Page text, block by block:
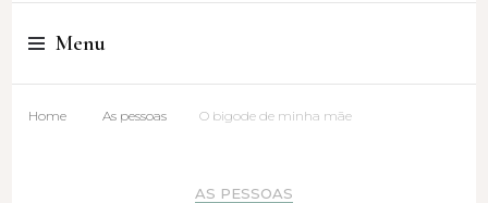
Cristina Amaro
Menu
Home As pessoas O bigode de minha mãe
AS PESSOAS